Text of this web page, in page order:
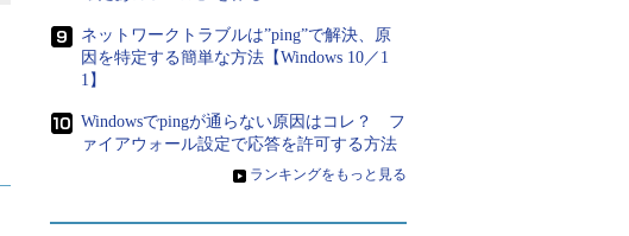
ネットワークトラブルは”ping”で解決、原
因を特定する簡単な方法【Windows 10／1
1】
Windowsでpingが通らない原因はコレ？ フ
ァイアウォール設定で応答を許可する方法
» ランキングをもっと見る